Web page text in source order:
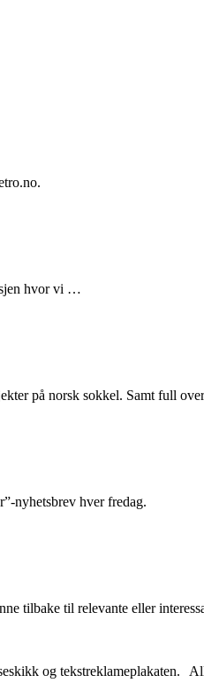
hvor vi …
på norsk sokkel. Samt full
nyhetsbrev hver fredag.
tilbake til relevante eller
og tekstreklameplakaten.